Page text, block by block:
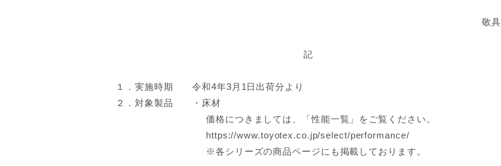
敬具
記
１．実施時期 令和4年3月1日出荷分より
２．対象製品 ・ 床材
価格につきましては、「性能一覧」をご覧ください。
https://www.toyotex.co.jp/select/performance/
※各シリーズの商品ページにも掲載しております。